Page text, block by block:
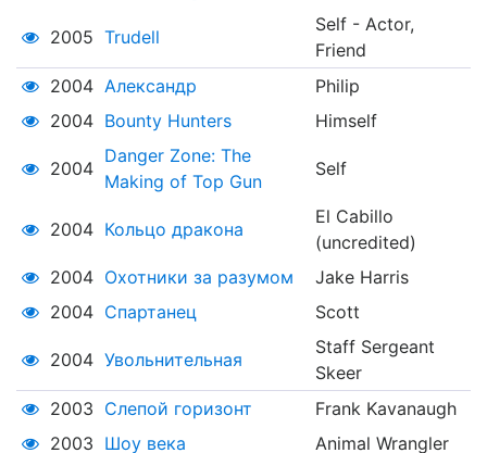
2005 Trudell
Self - Actor,
Friend
2004 Александр
Philip
2004 Bounty Hunters Himself
2004
Danger Zone: The
Making of Top Gun
Self
2004 Кольцо дракона
El Cabillo
(uncredited)
2004 Охотники за разумом
Jake Harris
2004 Спартанец Scott
2004 Увольнительная
Staff Sergeant
Skeer
2003 Слепой горизонт
Frank Kavanaugh
2003 Шоу века
Animal Wrangler